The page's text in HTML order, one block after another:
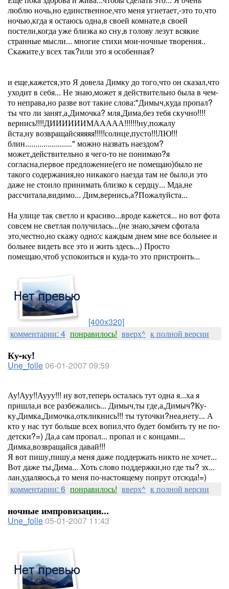
люблю ночь,но единственное,что меня угнетает,-это то,что
ночью,кгда я остаюсь одна,в своей комнате,в своей
постели,когда уже близка ко сну,в голову лезут всякие
странные мысли... многие стихи мои-ночные творения..
Скажите,у всех так?или это я особенная?
и еще,кажется,это Я довела Димку до того,что он сказал,что
уходит в себя... Не знаю,может я действительно была в чем-
то неправа,но разве вот такие слова:"Димыч,куда пропал?
ты что ли занят,а,Димочка? мля,Дима,без тебя скучно!!!!
вернись!!!!ДИИИИИИМААААА!!!!!!!ну,пожалу
йста,ну возвращайсяяяяя!!!!!солнце,пусто!!!ЛЮ!!!
блин......................." можно назвать наездом?
может,действительно я чего-то не понимаю?я
согласна,первое предложение(его не помещаю)было не
такого содержания,но никакого наезда там не было,и это
даже не стоило принимать близко к сердцу... Мда,не
рассчитала,видимо... Дим,вернись,а?Пожалуйста...
На улице так светло и красиво...вроде кажется... но вот фота
совсем не светлая получилась...(не знаю,зачем сфотала
это,честно,но скажу одно:с каждым днем мне все больнее и
больнее видеть все это и жить здесь...) Просто
помещаю,чтоб успокоиться и куда-то это пристроить...
[400x320]
комментарии: 4 понравилось! вверх^ к полной версии
Ку-ку!
Une_folle06-01-2007 09:59
Ау!Ауу!!Аууу!!! ну вот,теперь осталась тут одна я...ха я
пришла,и все разбежались... Димыч,ты где,а,Димыч?Ку-
ку,Димка,Димочка,откликнись!!! ты туточки?неа,нету... А
кто у нас тут больше всех вопил,что будет бомбить ту не по-
детски?=) Да,а сам пропал... пропал и с концами...
Димка,возвращайся давай!!!
Я вот пишу,пишу,а меня даже поддержать никто не хочет...
Вот даже ты,Дима... Хоть слово поддержки,но где ты? эх...
лан,удаляюсь,а то меня по-настоящему попрут отсюда!=)
комментарии: 6 понравилось! вверх^ к полной версии
ночные импровизации...
Une_folle05-01-2007 11:43